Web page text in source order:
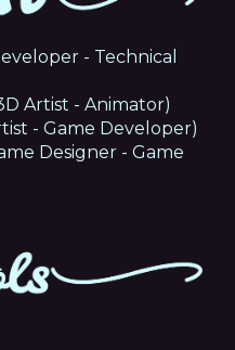
- Technical
Artist - Animator)
- Game Developer)
Designer - Game